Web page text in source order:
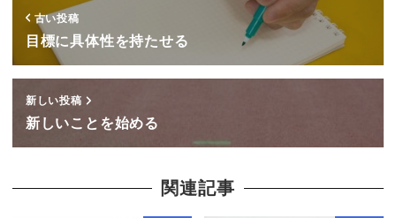
古い投稿
目標に具体性を持たせる
新しい投稿
新しいことを始める
関連記事